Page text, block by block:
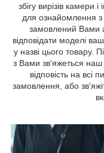
збігу вирізів камери
для ознайомлення
замовлений Вами
відповідати моделі
у назві цього товару.
з Вами зв'яжеться наш
відповість на всі
замовлення, або